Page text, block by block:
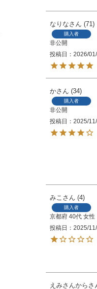
なりな 71
購入者
非公開
投稿日
2026/
か 34
購入者
非公開
投稿日
2025/
みこ 4
購入者
京都府 40代 女性
投稿日
2025/
えみさんから